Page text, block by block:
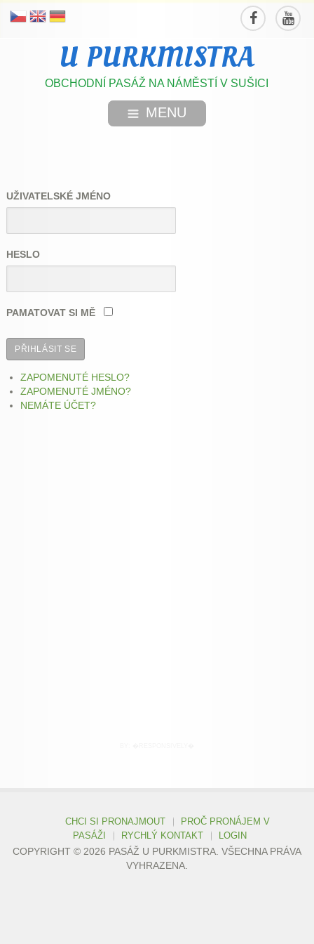
U PURKMISTRA
OBCHODNÍ PASÁŽ NA NÁMĚSTÍ V SUŠICI
MENU
UŽIVATELSKÉ JMÉNO
HESLO
PAMATOVAT SI MĚ
PŘIHLÁSIT SE
ZAPOMENUTÉ HESLO?
ZAPOMENUTÉ JMÉNO?
NEMÁTE ÚČET?
CHCI SI PRONAJMOUT
PROČ PRONÁJEM V
PASÁŽI
RYCHLÝ KONTAKT
LOGIN
COPYRIGHT © 2026 PASÁŽ U PURKMISTRA. VŠECHNA PRÁVA
VYHRAZENA.